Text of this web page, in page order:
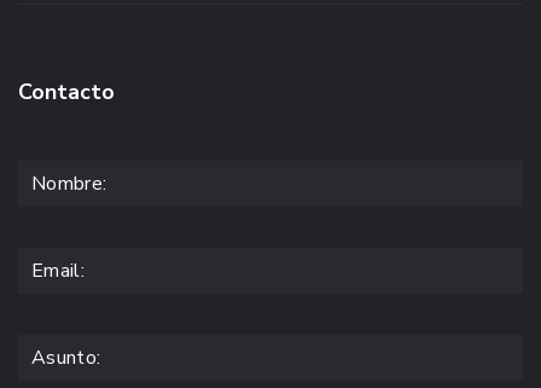
Contacto